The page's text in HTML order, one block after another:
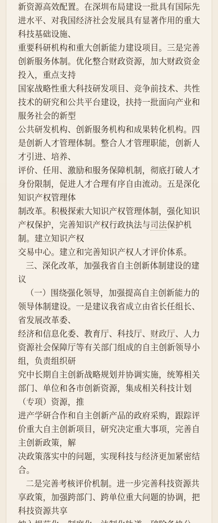
新资源高效配置。在深圳布局建设一批具有国际先
进水平、对我国经济社会发展具有显著作用的重大
科技基础设施、
重要科研机构和重大创新能力建设项目。三是完善
创新服务体制。优化整合财政资源，加大财政资金
投入，重点支持
国家战略性重大科技研发项目、竞争前技术、共性
技术的研究和公共平台建设，扶持一批面向产业和
服务社会的新型
公共研发机构、创新服务机构和成果转化机构。四
是创新人才管理体制。整合人才管理职能，创新人
才引进、培养、
评价、任用、激励和服务保障机制，彻底打破人才
身份限制，促进人才合理有序自由流动。五是深化
知识产权管理体
制改革。积极探索大知识产权管理体制，强化知识
产权保护，完善知识产权行政执法与司法保护机
制。建立知识产权
交易中心。建立和完善知识产权人才评价体系。
议
领导体制建设。一是建议我省成立由省长任组长、
省发展改革委、
经济和信息化委、教育厅、科技厅、 财政厅、人力
资源社会保障厅等有关部门组成的自主创新领导小
组，负责组织研
究中长期自主创新战略规划并协调实施，统筹相关
部门、单位和各市创新资源，集成相关科技计划
（专项）资源，推
进产学研合作和自主创新产品的政府采购，跟踪评
价重大自主创新项目，研究决定重大事项，完善自
主创新政策，解
决政策落实中的问题，实现科技与经济更加紧密结
合。
享政策，加强跨部门、跨单位重大问题的协调，把
科技资源共享